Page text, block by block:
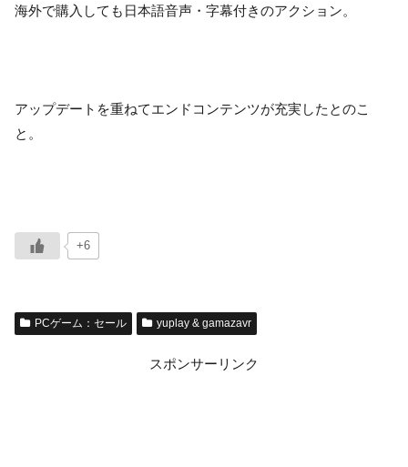
海外で購入しても日本語音声・字幕付きのアクション。
アップデートを重ねてエンドコンテンツが充実したとのこ
と。
+6
PCゲーム：セール yuplay & gamazavr
スポンサーリンク